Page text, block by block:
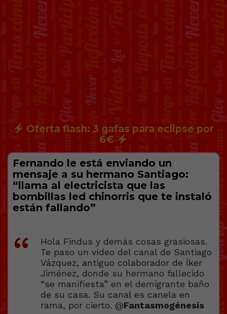
Oferta flash: 3 gafas para eclipse por
6€
Fernando le está enviando un
mensaje a su hermano Santiago:
“llama al electricista que las
bombillas led chinorris que te instaló
están fallando”
Hola Findus y demás cosas grasiosas.
Te paso un vídeo del canal de Santiago
Vázquez, antiguo colaborador de Íker
Jiménez, donde su hermano fallecido
“se manifiesta” en el demigrante baño
de su casa. Su canal es canela en
rama, por cierto. @Fantasmogénesis